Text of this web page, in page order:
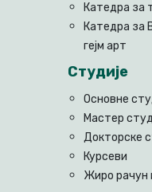
Катедра за
Катедра за
гејм арт
Студије
Основне
Мастер
Докторске
Курсеви
Жиро рачун